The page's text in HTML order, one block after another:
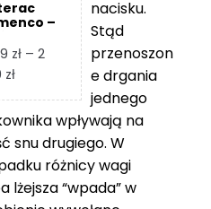
–
zł – 2
złZakres
od
1
349 zł
2
nacisku.
Stąd
przenoszon
e drgania
jednego
wpływają na
snu drugiego. W
różnicy wagi
lżejsza “wpada” w